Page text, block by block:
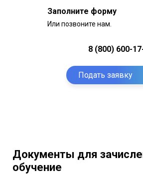
Заполните форму
Или позвоните нам.
8 (800) 600-
Подать заявку
Документы для
обучение